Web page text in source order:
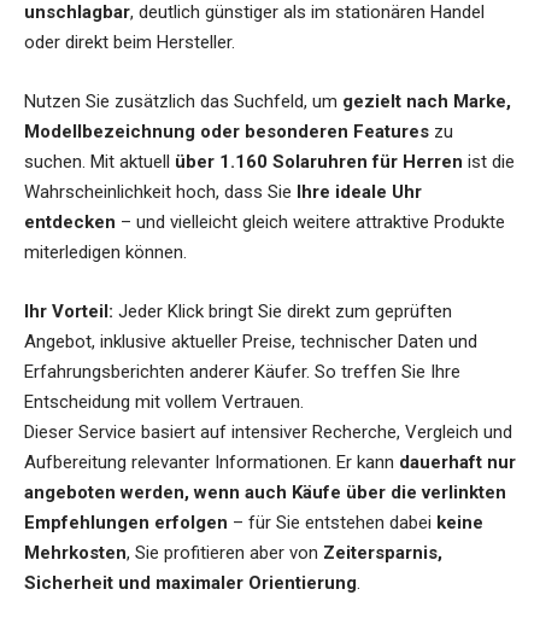
unschlagbar, deutlich günstiger als im stationären Handel
oder direkt beim Hersteller.
Nutzen Sie zusätzlich das Suchfeld, um gezielt nach Marke,
Modellbezeichnung oder besonderen Features zu
suchen. Mit aktuell über 1.160 Solaruhren für Herren ist die
Wahrscheinlichkeit hoch, dass Sie Ihre ideale Uhr
entdecken – und vielleicht gleich weitere attraktive Produkte
miterledigen können.
Ihr Vorteil: Jeder Klick bringt Sie direkt zum geprüften
Angebot, inklusive aktueller Preise, technischer Daten und
Erfahrungsberichten anderer Käufer. So treffen Sie Ihre
Entscheidung mit vollem Vertrauen.
Dieser Service basiert auf intensiver Recherche, Vergleich und
Aufbereitung relevanter Informationen. Er kann dauerhaft nur
angeboten werden, wenn auch Käufe über die verlinkten
Empfehlungen erfolgen – für Sie entstehen dabei keine
Mehrkosten, Sie profitieren aber von Zeitersparnis,
Sicherheit und maximaler Orientierung.